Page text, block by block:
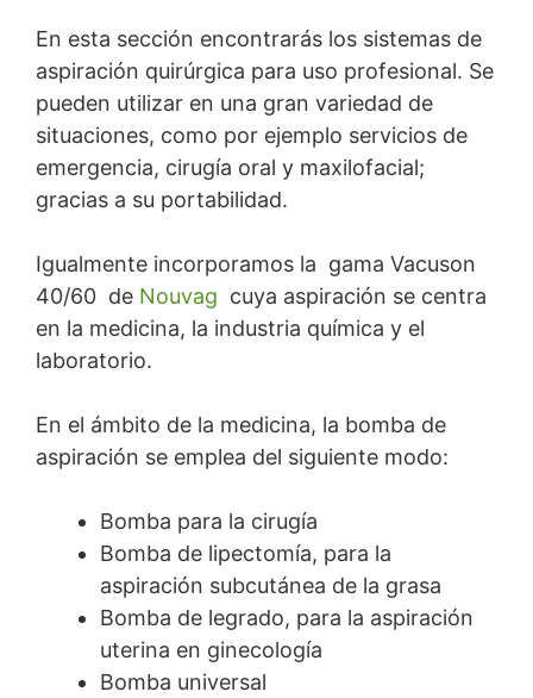
En esta sección encontrarás los sistemas de
aspiración quirúrgica para uso profesional. Se
pueden utilizar en una gran variedad de
situaciones, como por ejemplo servicios de
emergencia, cirugía oral y maxilofacial;
gracias a su portabilidad.
Igualmente incorporamos la gama Vacuson
40/60 de Nouvag cuya aspiración se centra
en la medicina, la industria química y el
laboratorio.
En el ámbito de la medicina, la bomba de
aspiración se emplea del siguiente modo:
Bomba para la cirugía
Bomba de lipectomía, para la
aspiración subcutánea de la grasa
Bomba de legrado, para la aspiración
uterina en ginecología
Bomba universal